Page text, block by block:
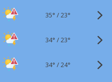
35° /23°
34° /23°
34° /24°